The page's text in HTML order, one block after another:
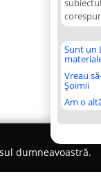
Sunt un
Vreau
Șoimii
Am o
dumneavoastră.